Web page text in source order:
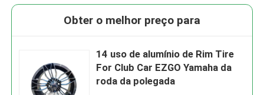
Obter o melhor preço para
14 uso de alumínio de Rim Tire
For Club Car EZGO Yamaha da
roda da polegada